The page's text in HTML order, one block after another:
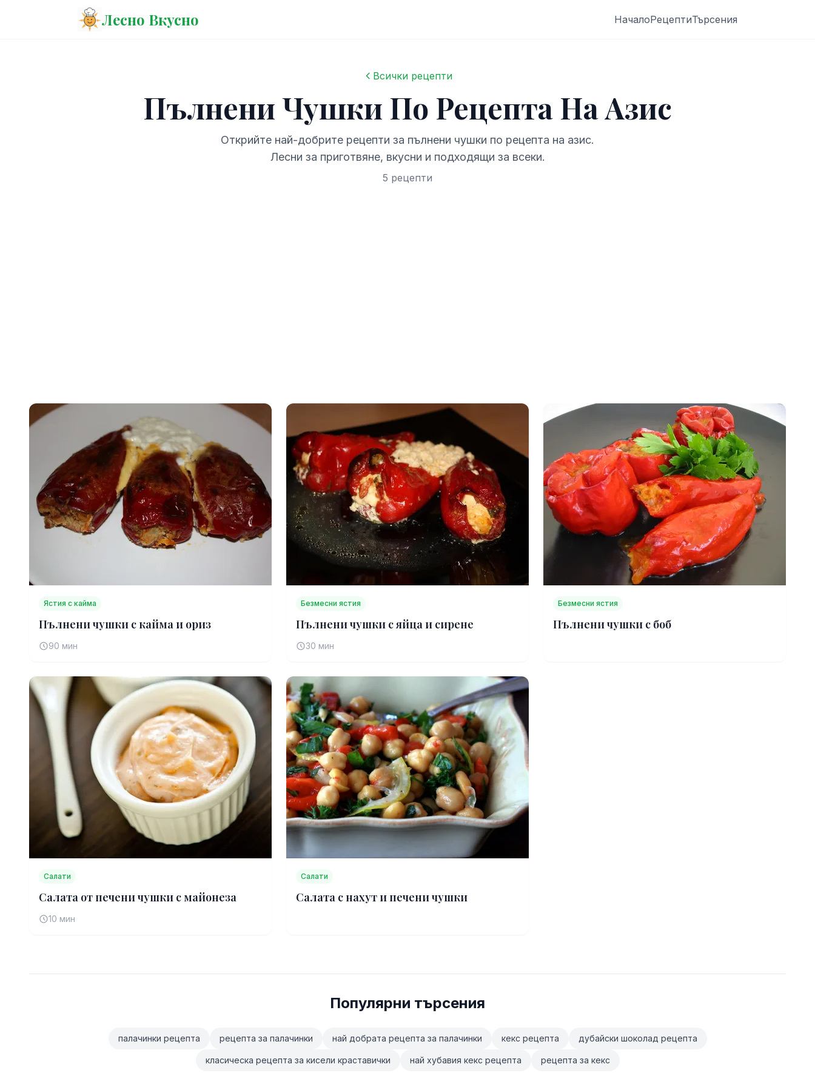
Лесно Вкусно НачалоРецептиТърсения
Всички рецепти
Пълнени Чушки По Рецепта На Азис
Открийте най-добрите рецепти за пълнени чушки по рецепта на азис.
Лесни за приготвяне, вкусни и подходящи за всеки.
5 рецепти
Ястия с кайма
Пълнени чушки с кайма и ориз
90 мин
Безмесни ястия
Пълнени чушки с яйца и сирене
30 мин
Безмесни ястия
Пълнени чушки с боб
Салати
Салата от печени чушки с майонеза
10 мин
Салати
Салата с нахут и печени чушки
Популярни търсения
палачинки рецепта рецепта за палачинки най добрата рецепта за палачинки кекс рецепта дубайски шоколад рецепта
класическа рецепта за кисели краставички най хубавия кекс рецепта рецепта за кекс